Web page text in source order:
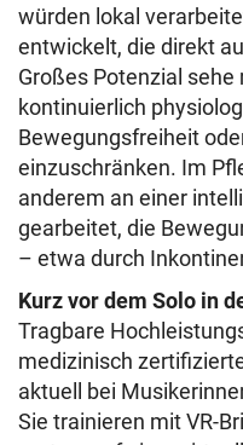
würden lokal
entwickelt, die direkt
Großes Potenzial
kontinuierlich
Bewegungsfreiheit
einzuschränken. Im
anderem an einer
gearbeitet, die
– etwa durch
Kurz vor dem Solo in
Tragbare
medizinisch
aktuell bei
Sie trainieren mit VR-